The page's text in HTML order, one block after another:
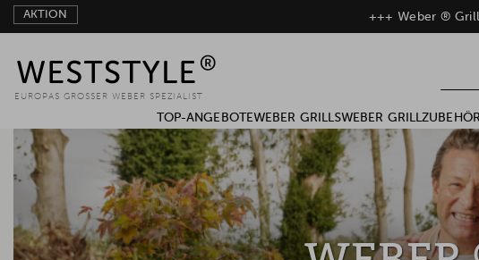
AKTION +++ Weber ®
EUROPAS GROSSER WEBER SPEZIALIST
TOP-ANGEBOTEWEBER GRILLSWEBER GRILLZUBEHÖR